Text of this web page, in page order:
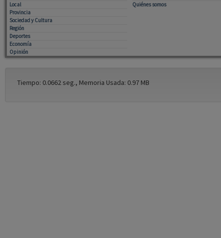
Local
Provincia
Sociedad y Cultura
Región
Deportes
Economía
Opinión
Quiénes somos
Tiempo: 0.0662 seg., Memoria Usada: 0.97 MB